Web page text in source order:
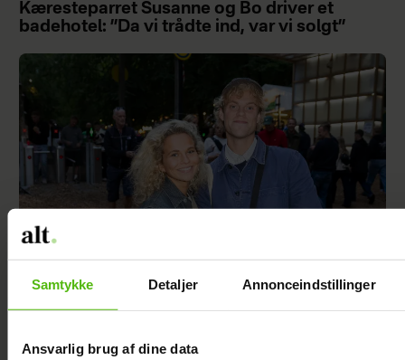
Samtykke Detaljer Annonceindstillinger
Ansvarlig brug af dine data
Kæresteparret Susanne og Bo driver et
badehotel: ”Da vi trådte ind, var vi solgt”
Forelsket Hjalmer med kæresten på